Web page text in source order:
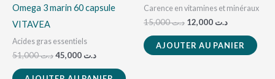
Omega 3 marin 60 capsule
VITAVEA
Acides gras essentiels
د.ت51,000
د.ت 51,000.
د.ت
Carence en vitamines et minéraux
د.ت15,000
د.ت 15,000.
د.ت
AJOUTER AU PANIER